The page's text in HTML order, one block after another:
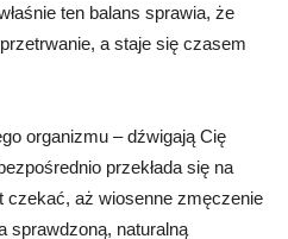
ten balans sprawia, że
a staje się czasem
organizmu – dźwigają Cię
przekłada się na
czekać, aż wiosenne zmęczenie
sprawdzoną, naturalną